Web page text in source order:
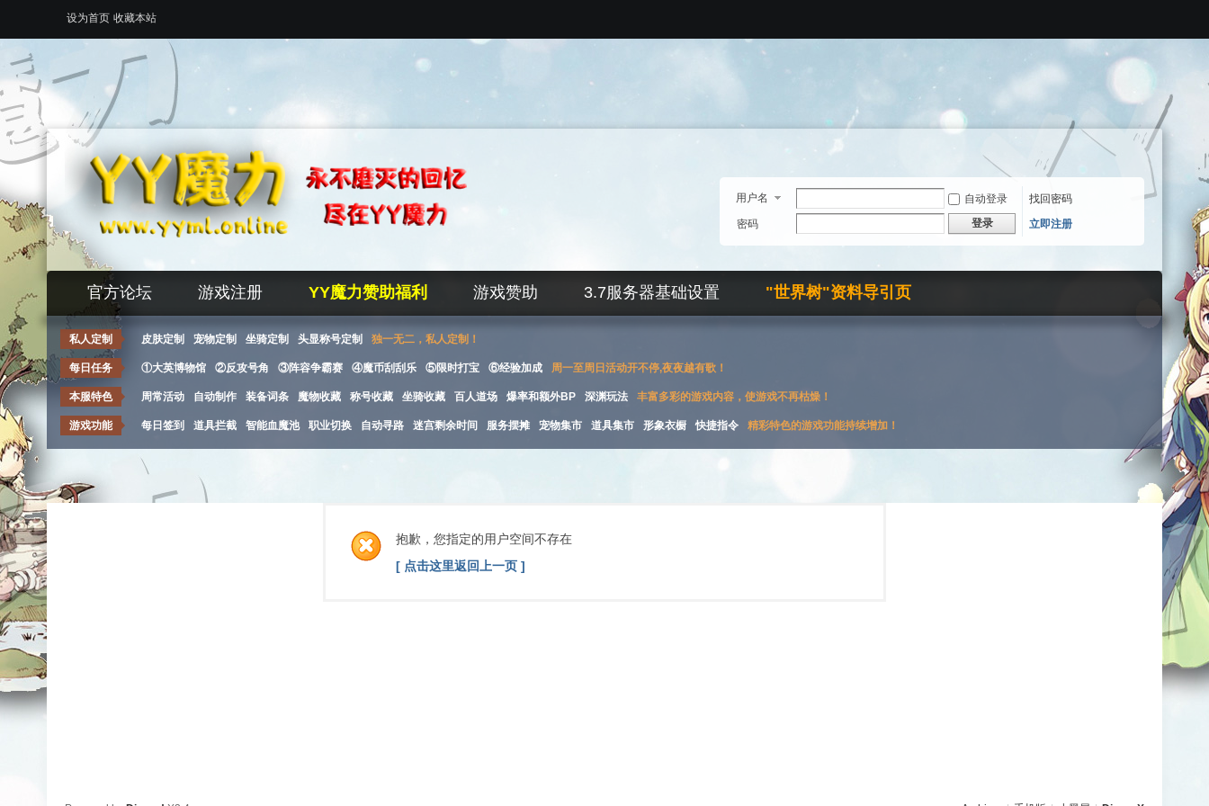
设为首页 收藏本站
用户名 自动登录
找回密码
密码
登录 立即注册
官方论坛 游戏注册 YY魔力赞助福利 游戏赞助 3.7服务器基础设置 "世界树"资料导引页
私人定制 皮肤定制 宠物定制 坐骑定制 头显称号定制 独一无二，私人定制！
每日任务 ①大英博物馆 ②反攻号角 ③阵容争霸赛 ④魔币刮刮乐 ⑤限时打宝 ⑥经验加成 周一至周日活动开不停,夜夜越有歌！
本服特色 周常活动 自动制作 装备词条 魔物收藏 称号收藏 坐骑收藏 百人道场 爆率和额外BP 深渊玩法 丰富多彩的游戏内容，使游戏不再枯燥！
游戏功能 每日签到 道具拦截 智能血魔池 职业切换 自动寻路 迷宫剩余时间 服务摆摊 宠物集市 道具集市 形象衣橱 快捷指令 精彩特色的游戏功能持续增加！
抱歉，您指定的用户空间不存在
[ 点击这里返回上一页 ]